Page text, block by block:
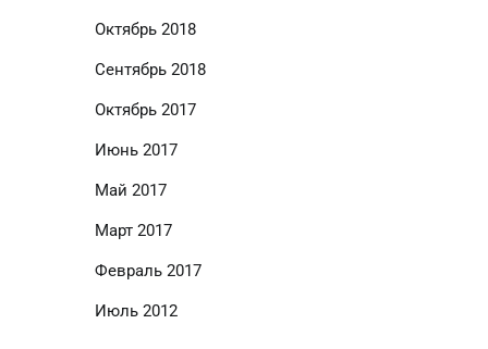
Октябрь 2018
Сентябрь 2018
Октябрь 2017
Июнь 2017
Май 2017
Март 2017
Февраль 2017
Июль 2012